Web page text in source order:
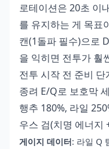
로테이션은 20초 이
를 유지하는 게 목표
캔(1돌파 필수)으로
을 익히면 전투가 훨
전투 시작 전 준비
종려 E/Q로 보호막
행추 180%, 라일
우스 검(치명 에너지
게이지 데이터: 라일 Q